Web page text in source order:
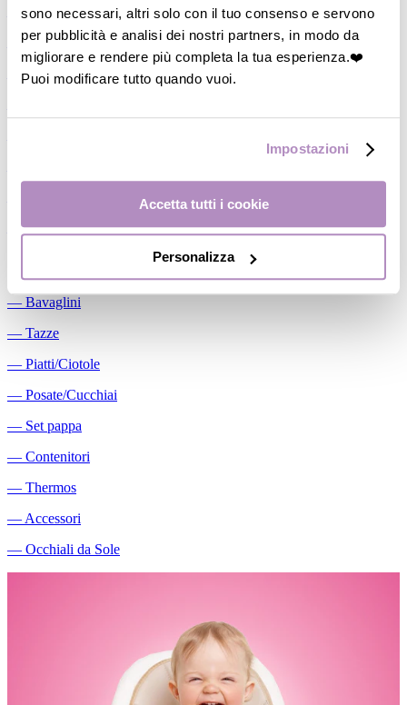
sono necessari, altri solo con il tuo consenso e servono
per pubblicità e analisi dei nostri partners, in modo da
migliorare e rendere più completa la tua esperienza.❤️
Puoi modificare tutto quando vuoi.
Impostazioni
Accetta tutti i cookie
Personalizza
―Biberon
―
Tettarelle
―Succhietti
Conservalatte Materno
―Massaggiagengive
― Bavaglini
― Tazze
― Piatti/Ciotole
― Posate/Cucchiai
― Set pappa
― Contenitori
― Thermos
― Accessori
― Occhiali da Sole